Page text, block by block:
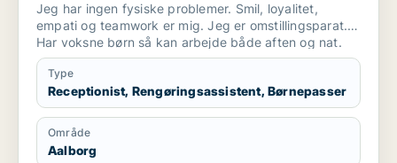
Jeg har ingen fysiske problemer. Smil, loyalitet,
empati og teamwork er mig. Jeg er omstillingsparat.
Har voksne børn så kan arbejde både aften og nat.
Har bil og kørekort. Jeg søger også jobs som mentor,
bostøtte eller familiehjælp.
Type
Receptionist, Rengøringsassistent, Børnepasser
Område
Aalborg